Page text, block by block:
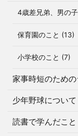
4歳差兄弟、男の
保育園のこと (13)
小学校のこと (7)
家事時短のため
少年野球につい
読書で学んだこ